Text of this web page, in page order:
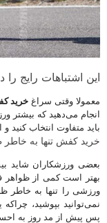
این اشتباهات رایج
معمولا وقتی سراغ خرید
انجام می‌دهید که بیشتر
باید متفاوت انتخاب کنید
خرید کفش تنها به خاطر
بعضی ورزشکاران شاید
بهتر است کمی از ظواهر
ورزشی را تنها به خاطر
نمی‌توانید بپوشید،
پس پیش از مد روز به